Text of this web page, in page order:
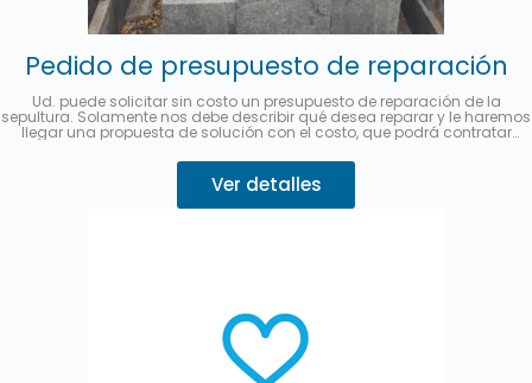
Pedido de presupuesto de reparación
Ud. puede solicitar sin costo un presupuesto de reparación de la
sepultura. Solamente nos debe describir qué desea reparar y le haremos
llegar una propuesta de solución con el costo, que podrá contratar
interés con MercadoPago.Describa su pedido 👇
Ver detalles